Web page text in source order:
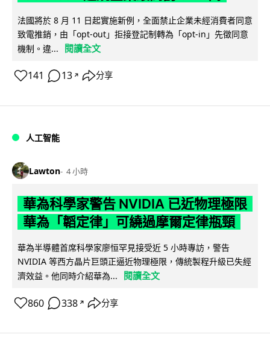
法國將於 8 月 11 日起實施新例，全面禁止企業未經消費者同意
致電推銷，由「opt-out」拒接登記制轉為「opt-in」先徵同意
機制。違...
閱讀全文
141 13 ↗ 分享
人工智能
Lawton 4 小時
華為科學家警告 NVIDIA 已近物理極限
華為「韜定律」可繞過摩爾定律瓶頸
華為半導體首席科學家廖恒罕見接受近 5 小時專訪，警告
NVIDIA 等西方晶片巨頭正逼近物理極限，傳統製程升級已失經
濟效益。他同時介紹華為...
閱讀全文
860 338 ↗ 分享